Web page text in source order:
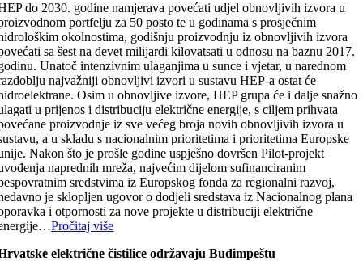
do 2030. godine namjerava povećati udjel obnovljivih izvora u
portfelju za 50 posto te u godinama s prosječnim
okolnostima, godišnju proizvodnju iz obnovljivih izvora
sa šest na devet milijardi kilovatsati u odnosu na baznu 2017.
Unatoč intenzivnim ulaganjima u sunce i vjetar, u narednom
najvažniji obnovljivi izvori u sustavu HEP-a ostat će
Osim u obnovljive izvore, HEP grupa će i dalje snažno
u prijenos i distribuciju električne energije, s ciljem prihvata
proizvodnje iz sve većeg broja novih obnovljivih izvora u
a u skladu s nacionalnim prioritetima i prioritetima Europske
Nakon što je prošle godine uspješno dovršen Pilot-projekt
naprednih mreža, najvećim dijelom sufinanciranim
sredstvima iz Europskog fonda za regionalni razvoj,
je sklopljen ugovor o dodjeli sredstava iz Nacionalnog plana
i otpornosti za nove projekte u distribuciji električne
Pročitaj više
električne čistilice održavaju Budimpeštu